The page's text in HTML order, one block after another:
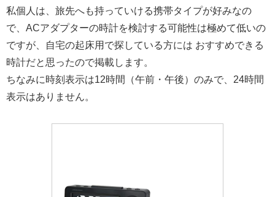
私個人は、旅先へも持っていける携帯タイプが好みなの
で、ACアダプターの時計を検討する可能性は極めて低いの
ですが、自宅の起床用で探している方には おすすめできる
時計だと思ったので掲載します。
ちなみに時刻表示は12時間（午前・午後）のみで、24時間
表示はありません。